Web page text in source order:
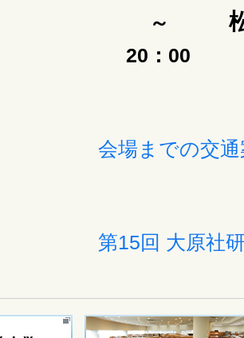
～
20：00
会場までの交
第15回 大原社